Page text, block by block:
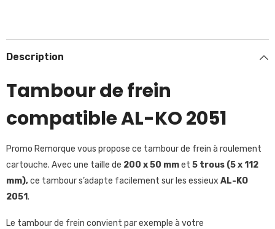
Description
Tambour de frein
compatible AL-KO 2051
Promo Remorque vous propose ce tambour de frein à roulement
cartouche. Avec une taille de 200 x 50 mmet 5 trous (5 x 112
mm),ce tambour s’adapte facilement sur les essieux AL-KO
2051.
Le tambour de frein convient par exemple à votre